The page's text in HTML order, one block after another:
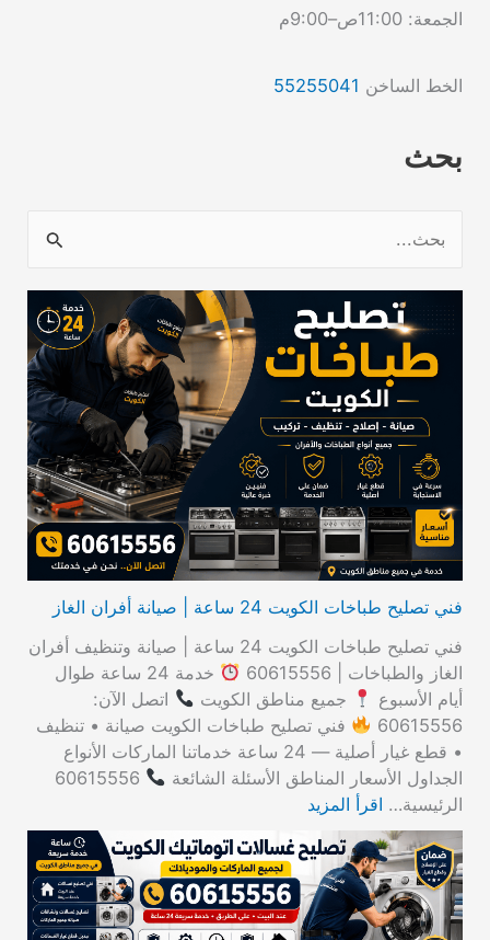
الجمعة: 11:00ص–9:00م
الخط الساخن 55255041
بحث
فني تصليح طباخات الكويت 24 ساعة | صيانة أفران الغاز
فني تصليح طباخات الكويت 24 ساعة | صيانة وتنظيف أفران
الغاز والطباخات | 60615556
خدمة 24 ساعة طوال
أيام الأسبوع
جميع مناطق الكويت
اتصل الآن:
60615556
فني تصليح طباخات الكويت صيانة • تنظيف
• قطع غيار أصلية — 24 ساعة خدماتنا الماركات الأنواع
الجداول الأسعار المناطق الأسئلة الشائعة
60615556
الرئيسية… اقرأ المزيد